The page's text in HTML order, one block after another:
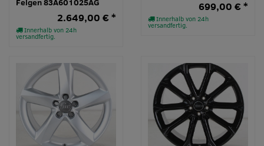
Innerhalb von 24h
versandfertig.
2.649,00 € * Innerhalb von 24h
versandfertig.
699,00 € *